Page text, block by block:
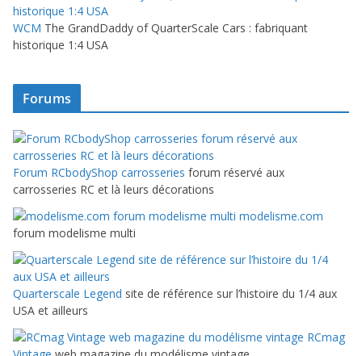
WCM The GrandDaddy of QuarterScale Cars : fabriquant
historique 1:4 USA
Forums
Forum RCbodyShop carrosseries forum réservé aux
carrosseries RC et là leurs décorations
modelisme.com
forum modelisme multi
Quarterscale Legend site de référence sur l’histoire du 1/4 aux
USA et ailleurs
RCmag